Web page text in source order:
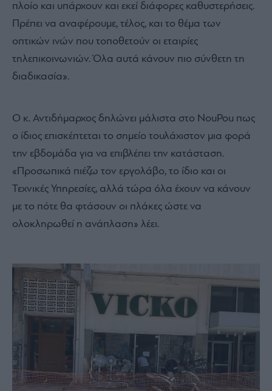
πλοίο και υπάρχουν και εκεί διάφορες καθυστερήσεις.
Πρέπει να αναφέρουμε, τέλος, και το θέμα των
οπτικών ινών που τοποθετούν οι εταιρίες
τηλεπικοινωνιών. Όλα αυτά κάνουν πιο σύνθετη τη
διαδικασία».
Ο κ. Αντιδήμαρχος δηλώνει μάλιστα στο NouPou πως
ο ίδιος επισκέπτεται το σημείο τουλάχιστον μια φορά
την εβδομάδα για να επιβλέπει την κατάσταση.
«Προσωπικά πιέζω τον εργολάβο, το ίδιο και οι
Τεχνικές Υπηρεσίες, αλλά τώρα όλα έχουν να κάνουν
με το πότε θα φτάσουν οι πλάκες ώστε να
ολοκληρωθεί η ανάπλαση» λέει.